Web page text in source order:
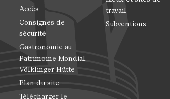
Accès
Consignes de
sécurité
Gastronomie au
Patrimoine Mondial
Völklinger Hütte
Plan du site
Télécharger le
travail
Subventions